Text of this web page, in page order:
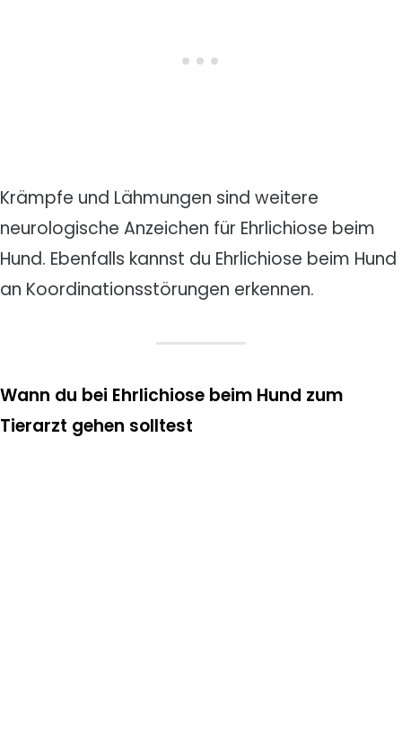
Krämpfe und Lähmungen sind weitere
neurologische Anzeichen für Ehrlichiose beim
Hund. Ebenfalls kannst du Ehrlichiose beim Hund
an Koordinationsstörungen erkennen.
Wann du bei Ehrlichiose beim Hund zum
Tierarzt gehen solltest